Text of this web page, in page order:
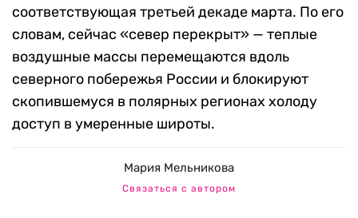
соответствующая третьей декаде марта. По его
словам, сейчас «север перекрыт» — теплые
воздушные массы перемещаются вдоль
северного побережья России и блокируют
скопившемуся в полярных регионах холоду
доступ в умеренные широты.
Мария Мельникова
Связаться с автором